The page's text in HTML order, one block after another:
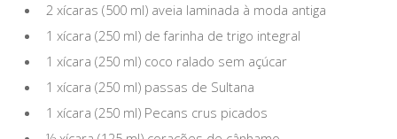
2 xícaras (500 ml) aveia laminada à moda antiga
1 xícara (250 ml) de farinha de trigo integral
1 xícara (250 ml) coco ralado sem açúcar
1 xícara (250 ml) passas de Sultana
1 xícara (250 ml) Pecans crus picados